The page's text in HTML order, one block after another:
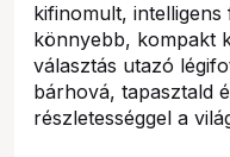
kifinomult,
könnyebb, kompakt
választás utazó
bárhová, tapasztald
részletességgel a